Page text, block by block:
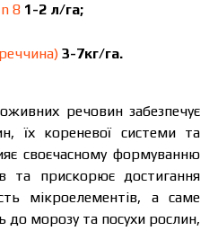
8 1-2 л/га;
3-7кг/га.
речовин забезпечує
їх кореневої системи та
своєчасному формуванню
та прискорює достигання
мікроелементів, а саме
до морозу та посухи рослин,